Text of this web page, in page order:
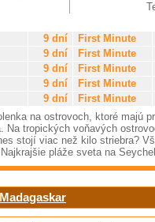
9 dní First Minute
9 dní First Minute
9 dní First Minute
9 dní First Minute
9 dní First Minute
na ostrovoch, ktoré majú
Na tropických voňavých
stojí viac než kilo striebra?
pláže sveta na